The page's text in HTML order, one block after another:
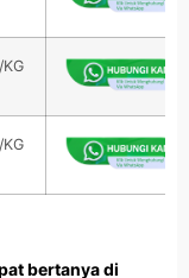
bertanya di